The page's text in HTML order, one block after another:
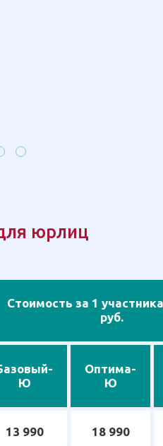
юрлиц
Стоимость за 1
руб.
Ю
Оптима-
Ю
13 990 18 990